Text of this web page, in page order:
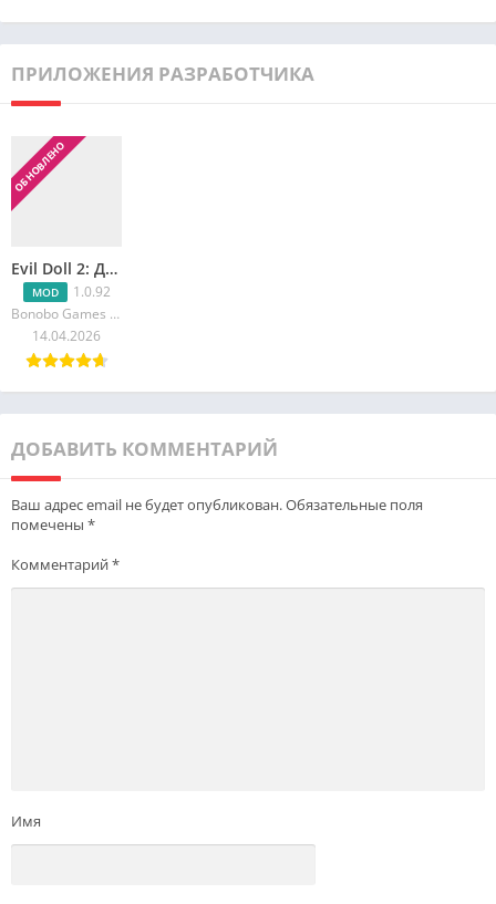
ПРИЛОЖЕНИЯ РАЗРАБОТЧИКА
ОБНОВЛЕНО
Evil Doll 2: Дом Ужаса
MOD
1.0.92
Bonobo Games Roy Dev Horror
14.04.2026
ДОБАВИТЬ КОММЕНТАРИЙ
Ваш адрес email не будет опубликован.Обязательные поля
помечены *
Комментарий*
Имя